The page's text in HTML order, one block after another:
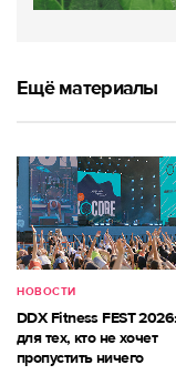
Ещё материалы
НОВОСТИ
DDX Fitness FEST
для тех, кто не хочет
пропустить ничего